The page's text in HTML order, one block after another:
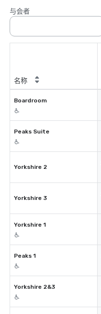
与会者
名称
Boardroom
Peaks Suite
Yorkshire 2
Yorkshire 3
Yorkshire 1
Peaks 1
Yorkshire 2&3